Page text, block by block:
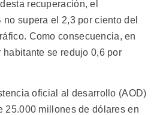
recuperación, el
supera el 2,3 por ciento del
Como consecuencia, en
habitante se redujo 0,6 por
oficial al desarrollo (AOD)
25.000 millones de dólares en